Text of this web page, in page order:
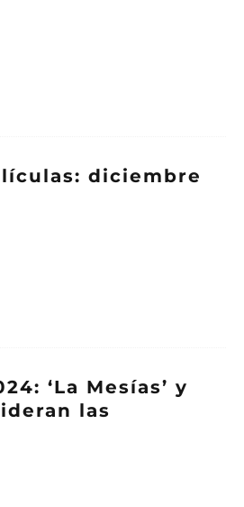
diciembre
‘La Mesías’ y
las